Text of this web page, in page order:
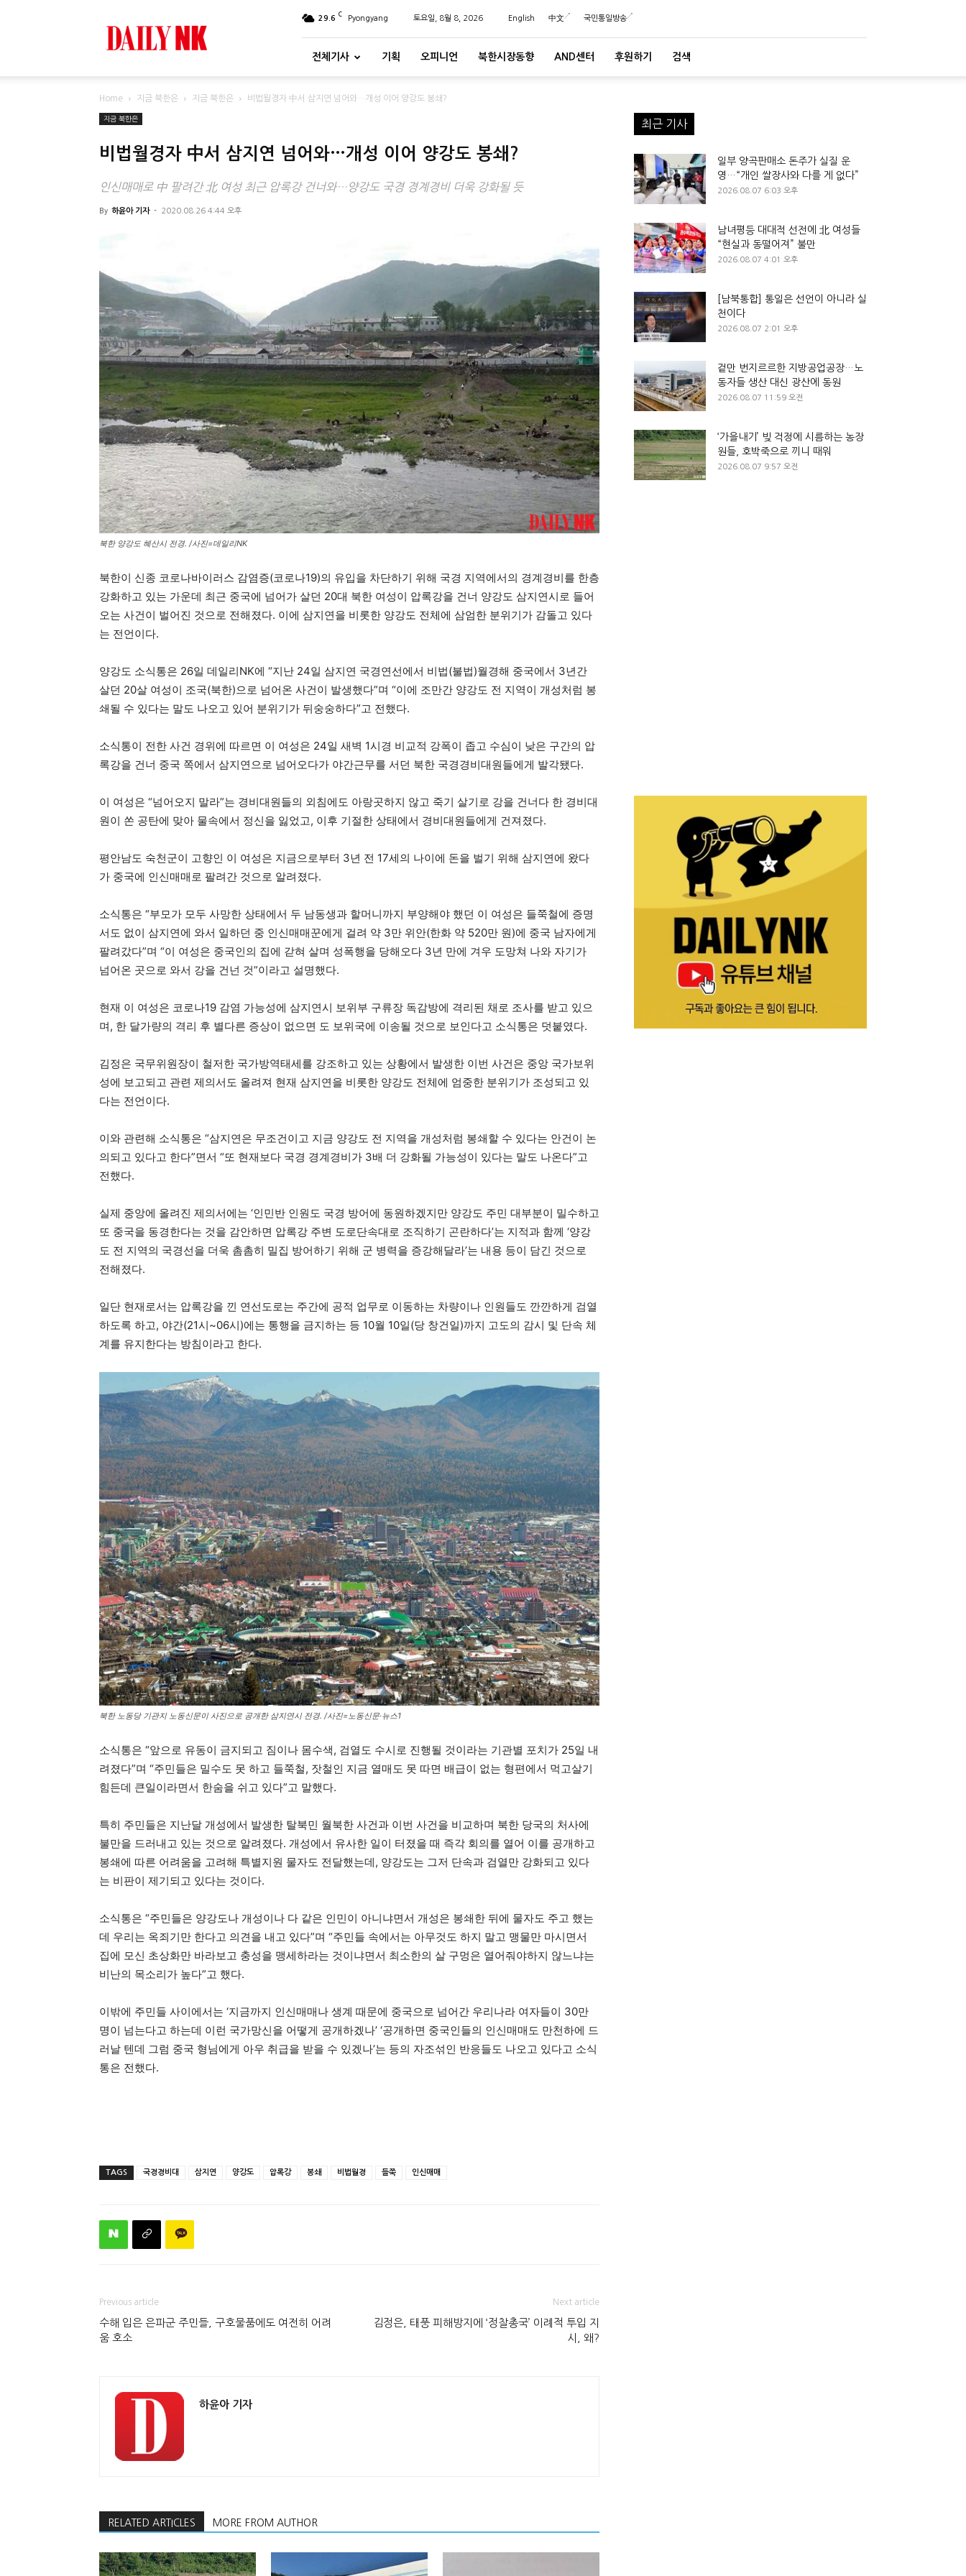
29.6 C Pyongyang 토요일, 8월 8, 2026 English 中文 국민통일방송
전체기사 기획 오피니언 북한시장동향 AND센터 후원하기 검색
Home 지금 북한은 지금 북한은 비법월경자 中서 삼지연 넘어와…개성 이어 양강도 봉쇄?
지금 북한은
비법월경자 中서 삼지연 넘어와…개성 이어 양강도 봉쇄?
인신매매로 中 팔려간 北 여성 최근 압록강 건너와…양강도 국경 경계경비 더욱 강화될 듯
By 하윤아 기자 - 2020.08.26 4:44 오후
북한 양강도 혜산시 전경. /사진=데일리NK
북한이 신종 코로나바이러스 감염증(코로나19)의 유입을 차단하기 위해 국경 지역에서의 경계경비를 한층
강화하고 있는 가운데 최근 중국에 넘어가 살던 20대 북한 여성이 압록강을 건너 양강도 삼지연시로 들어
오는 사건이 벌어진 것으로 전해졌다. 이에 삼지연을 비롯한 양강도 전체에 삼엄한 분위기가 감돌고 있다
는 전언이다.
양강도 소식통은 26일 데일리NK에 “지난 24일 삼지연 국경연선에서 비법(불법)월경해 중국에서 3년간
살던 20살 여성이 조국(북한)으로 넘어온 사건이 발생했다”며 “이에 조만간 양강도 전 지역이 개성처럼 봉
쇄될 수 있다는 말도 나오고 있어 분위기가 뒤숭숭하다”고 전했다.
소식통이 전한 사건 경위에 따르면 이 여성은 24일 새벽 1시경 비교적 강폭이 좁고 수심이 낮은 구간의 압
록강을 건너 중국 쪽에서 삼지연으로 넘어오다가 야간근무를 서던 북한 국경경비대원들에게 발각됐다.
이 여성은 “넘어오지 말라”는 경비대원들의 외침에도 아랑곳하지 않고 죽기 살기로 강을 건너다 한 경비대
원이 쏜 공탄에 맞아 물속에서 정신을 잃었고, 이후 기절한 상태에서 경비대원들에게 건져졌다.
평안남도 숙천군이 고향인 이 여성은 지금으로부터 3년 전 17세의 나이에 돈을 벌기 위해 삼지연에 왔다
가 중국에 인신매매로 팔려간 것으로 알려졌다.
소식통은 “부모가 모두 사망한 상태에서 두 남동생과 할머니까지 부양해야 했던 이 여성은 들쭉철에 증명
서도 없이 삼지연에 와서 일하던 중 인신매매꾼에게 걸려 약 3만 위안(한화 약 520만 원)에 중국 남자에게
팔려갔다”며 “이 여성은 중국인의 집에 갇혀 살며 성폭행을 당해오다 3년 만에 겨우 도망쳐 나와 자기가
넘어온 곳으로 와서 강을 건넌 것”이라고 설명했다.
현재 이 여성은 코로나19 감염 가능성에 삼지연시 보위부 구류장 독감방에 격리된 채로 조사를 받고 있으
며, 한 달가량의 격리 후 별다른 증상이 없으면 도 보위국에 이송될 것으로 보인다고 소식통은 덧붙였다.
김정은 국무위원장이 철저한 국가방역태세를 강조하고 있는 상황에서 발생한 이번 사건은 중앙 국가보위
성에 보고되고 관련 제의서도 올려져 현재 삼지연을 비롯한 양강도 전체에 엄중한 분위기가 조성되고 있
다는 전언이다.
이와 관련해 소식통은 “삼지연은 무조건이고 지금 양강도 전 지역을 개성처럼 봉쇄할 수 있다는 안건이 논
의되고 있다고 한다”면서 “또 현재보다 국경 경계경비가 3배 더 강화될 가능성이 있다는 말도 나온다”고
전했다.
실제 중앙에 올려진 제의서에는 ‘인민반 인원도 국경 방어에 동원하겠지만 양강도 주민 대부분이 밀수하고
또 중국을 동경한다는 것을 감안하면 압록강 주변 도로단속대로 조직하기 곤란하다’는 지적과 함께 ‘양강
도 전 지역의 국경선을 더욱 촘촘히 밀집 방어하기 위해 군 병력을 증강해달라’는 내용 등이 담긴 것으로
전해졌다.
일단 현재로서는 압록강을 낀 연선도로는 주간에 공적 업무로 이동하는 차량이나 인원들도 깐깐하게 검열
하도록 하고, 야간(21시~06시)에는 통행을 금지하는 등 10월 10일(당 창건일)까지 고도의 감시 및 단속 체
계를 유지한다는 방침이라고 한다.
북한 노동당 기관지 노동신문이 사진으로 공개한 삼지연시 전경. /사진=노동신문·뉴스1
소식통은 “앞으로 유동이 금지되고 짐이나 몸수색, 검열도 수시로 진행될 것이라는 기관별 포치가 25일 내
려졌다”며 “주민들은 밀수도 못 하고 들쭉철, 잣철인 지금 열매도 못 따면 배급이 없는 형편에서 먹고살기
힘든데 큰일이라면서 한숨을 쉬고 있다”고 말했다.
특히 주민들은 지난달 개성에서 발생한 탈북민 월북한 사건과 이번 사건을 비교하며 북한 당국의 처사에
불만을 드러내고 있는 것으로 알려졌다. 개성에서 유사한 일이 터졌을 때 즉각 회의를 열어 이를 공개하고
봉쇄에 따른 어려움을 고려해 특별지원 물자도 전달했는데, 양강도는 그저 단속과 검열만 강화되고 있다
는 비판이 제기되고 있다는 것이다.
소식통은 “주민들은 양강도나 개성이나 다 같은 인민이 아니냐면서 개성은 봉쇄한 뒤에 물자도 주고 했는
데 우리는 옥죄기만 한다고 의견을 내고 있다”며 “주민들 속에서는 아무것도 하지 말고 맹물만 마시면서
집에 모신 초상화만 바라보고 충성을 맹세하라는 것이냐면서 최소한의 살 구멍은 열어줘야하지 않느냐는
비난의 목소리가 높다”고 했다.
이밖에 주민들 사이에서는 ‘지금까지 인신매매나 생계 때문에 중국으로 넘어간 우리나라 여자들이 30만
명이 넘는다고 하는데 이런 국가망신을 어떻게 공개하겠나’ ‘공개하면 중국인들의 인신매매도 만천하에 드
러날 텐데 그럼 중국 형님에게 아우 취급을 받을 수 있겠나’는 등의 자조섞인 반응들도 나오고 있다고 소식
통은 전했다.
TAGS 국경경비대 삼지연 양강도 압록강 봉쇄 비법월경 들쭉 인신매매
Previous article
수해 입은 은파군 주민들, 구호물품에도 여전히 어려
움 호소
Next article
김정은, 태풍 피해방지에 ‘정찰총국’ 이례적 투입 지
시, 왜?
하윤아 기자
RELATED ARTICLES MORE FROM AUTHOR
최근 기사
일부 양곡판매소 돈주가 실질 운
영…“개인 쌀장사와 다를 게 없다”
2026.08.07 6:03 오후
남녀평등 대대적 선전에 北 여성들
“현실과 동떨어져” 불만
2026.08.07 4:01 오후
[남북통합] 통일은 선언이 아니라 실
천이다
2026.08.07 2:01 오후
겉만 번지르르한 지방공업공장…노
동자들 생산 대신 광산에 동원
2026.08.07 11:59 오전
‘가을내기’ 빚 걱정에 시름하는 농장
원들, 호박죽으로 끼니 때워
2026.08.07 9:57 오전